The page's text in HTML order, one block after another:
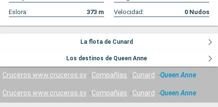
Eslora:
373 m Velocidad: 0 Nudos
La flota de Cunard
Los destinos de Queen Anne
Cruceros www.cruceros.sv Compañías Cunard Queen Anne
Cruceros www.cruceros.sv Compañías Cunard Queen Anne